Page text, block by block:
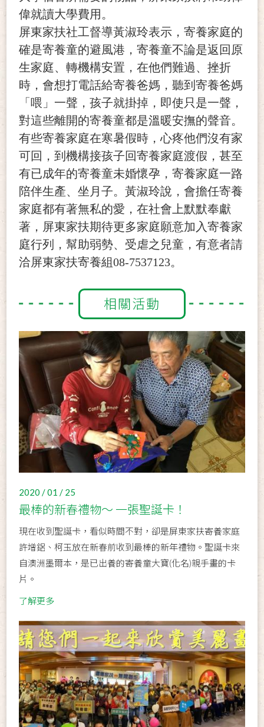
偉就讀大學費用。
屏東家扶社工督導黃淑玲表示，寄養家庭的
確是寄養童的避風港，寄養童不論是返回原
生家庭、轉機構安置，在他們難過、挫折
時，會想打電話給寄養爸媽，聽到寄養爸媽
「喂」一聲，孩子就掛掉，即使只是一聲，
對這些離開的寄養童都是溫暖安撫的聲音。
有些寄養家庭在寒暑假時，心疼他們沒有家
可回，到機構接孩子回寄養家庭渡假，甚至
有已成年的寄養童未婚懷孕，寄養家庭一路
陪伴生產、坐月子。黃淑玲說，會擔任寄養
家庭都有著無私的愛，在社會上默默奉獻
著，屏東家扶期待更多家庭願意加入寄養家
庭行列，幫助弱勢、受虐之兒童，有意者請
洽屏東家扶寄養組08-7537123。
相關活動
2020 / 01 / 25
最棒的新春禮物～ 一張聖誕卡！
現在收到聖誕卡，看似時間不對，卻是屏東家扶寄養家庭
許增鋁、柯玉放在新春前收到最棒的新年禮物。聖誕卡來
自澳洲墨爾本，是已出養的寄養童大寶(化名)親手畫的卡
片。
了解更多